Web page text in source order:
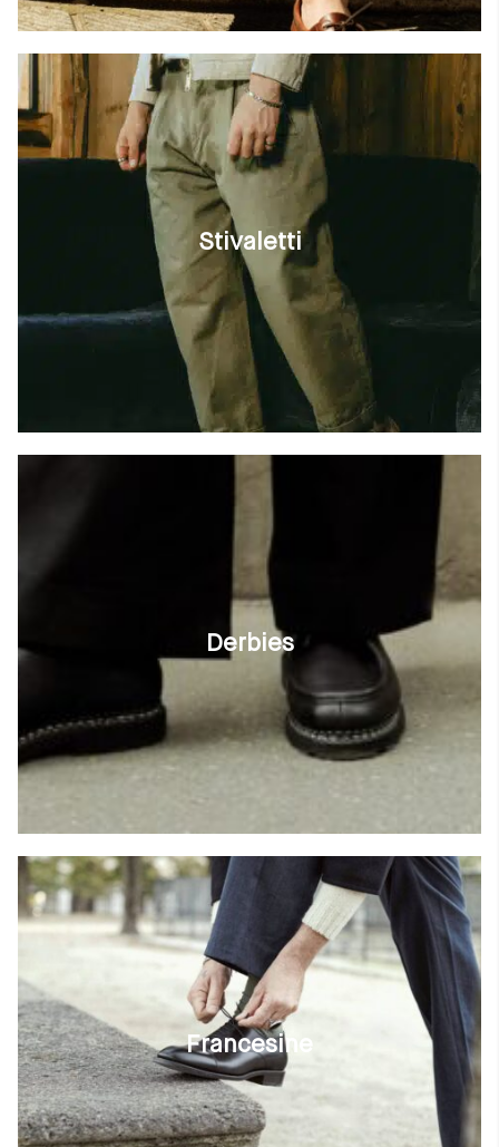
Materie prime
La creazione
Cucito a mano
Consigli e cura
Glossario
La nostra storia
I nostri laboratori
Stivaletti
Derbies
Francesine
Cambia paese